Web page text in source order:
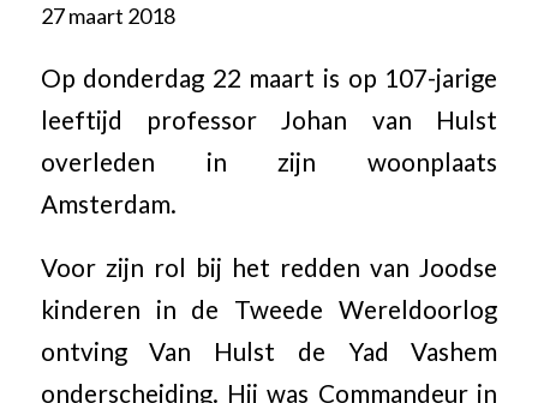
27 maart 2018
Op donderdag 22 maart is op 107-jarige
leeftijd professor Johan van Hulst
overleden in zijn woonplaats
Amsterdam.
Voor zijn rol bij het redden van Joodse
kinderen in de Tweede Wereldoorlog
ontving Van Hulst de Yad Vashem
onderscheiding. Hij was Commandeur in